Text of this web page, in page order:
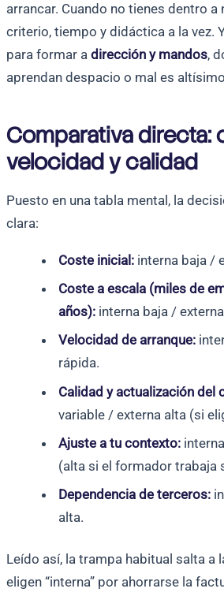
arrancar. Cuando no tienes dentro a
criterio, tiempo y didáctica a la vez.
para formar a dirección y mandos,
aprendan despacio o mal es
Comparativa directa:
velocidad y calidad
Puesto en una tabla mental, la
clara:
Coste inicial: interna baja /
Coste a escala (miles de
años): interna baja /
Velocidad de arranque:
rápida.
Calidad y actualización del
variable / externa alta (si
Ajuste a tu contexto:
(alta si el formador trabaja
Dependencia de terceros:
alta.
Leído así, la trampa habitual salta a
eligen “interna” por ahorrarse la